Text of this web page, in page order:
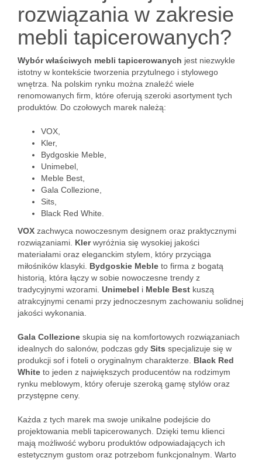
rozwiązania w zakresie
mebli tapicerowanych?
Wybór właściwych mebli tapicerowanych jest niezwykle
istotny w kontekście tworzenia przytulnego i stylowego
wnętrza. Na polskim rynku można znaleźć wiele
renomowanych firm, które oferują szeroki asortyment tych
produktów. Do czołowych marek należą:
VOX,
Kler,
Bydgoskie Meble,
Unimebel,
Meble Best,
Gala Collezione,
Sits,
Black Red White.
VOX zachwyca nowoczesnym designem oraz praktycznymi
rozwiązaniami. Klerwyróżnia się wysokiej jakości
materiałami oraz eleganckim stylem, który przyciąga
miłośników klasyki. Bydgoskie Meble to firma z bogatą
historią, która łączy w sobie nowoczesne trendy z
tradycyjnymi wzorami. Unimebel i Meble Best kuszą
atrakcyjnymi cenami przy jednoczesnym zachowaniu solidnej
jakości wykonania.
Gala Collezione skupia się na komfortowych rozwiązaniach
idealnych do salonów, podczas gdy Sits specjalizuje się w
produkcji sof i foteli o oryginalnym charakterze. Black Red
White to jeden z największych producentów na rodzimym
rynku meblowym, który oferuje szeroką gamę stylów oraz
przystępne ceny.
Każda z tych marek ma swoje unikalne podejście do
projektowania mebli tapicerowanych. Dzięki temu klienci
mają możliwość wyboru produktów odpowiadających ich
estetycznym gustom oraz potrzebom funkcjonalnym. Warto